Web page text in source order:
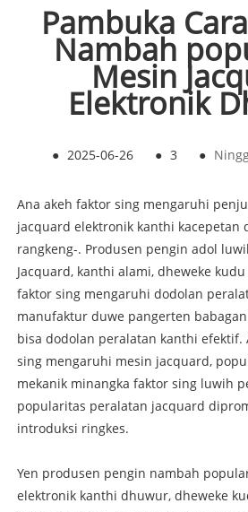
Pambuka
Nambah
Mesin
Elektronik
● 2025-06-26 ● 3 ●
Ana akeh faktor sing mengaruhi
jacquard elektronik kanthi kacepetan
rangkeng-. Produsen pengin adol
Jacquard, kanthi alami, dheweke
faktor sing mengaruhi dodolan
manufaktur duwe pangerten
bisa dodolan peralatan kanthi efektif.
sing mengaruhi mesin jacquard,
mekanik minangka faktor sing luwih
popularitas peralatan jacquard
introduksi ringkes.
Yen produsen pengin nambah
elektronik kanthi dhuwur, dheweke